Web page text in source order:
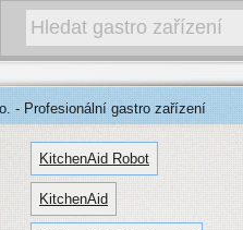
- Profesionální gastro zařízení
KitchenAid Robot
KitchenAid